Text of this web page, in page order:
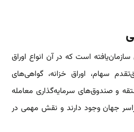
سازمان‌یافته است که در آن انواع اوراق
سهام، اوراق خزانه، گواهی‌های
و صندوق‌های سرمایه‌گذاری معامله
جهان وجود دارند و نقش مهمی در